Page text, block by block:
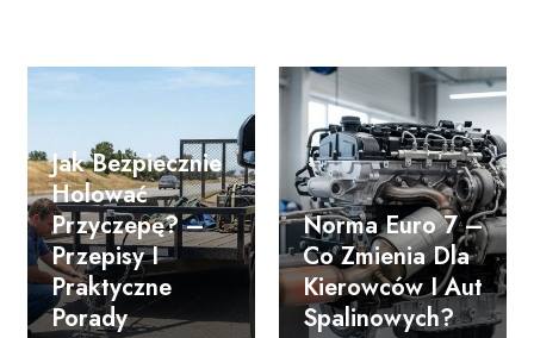
Jak Bezpiecznie
Holować
Przyczepę? –
Przepisy I
Praktyczne
Porady
Norma Euro 7 –
Co Zmienia Dla
Kierowców I Aut
Spalinowych?